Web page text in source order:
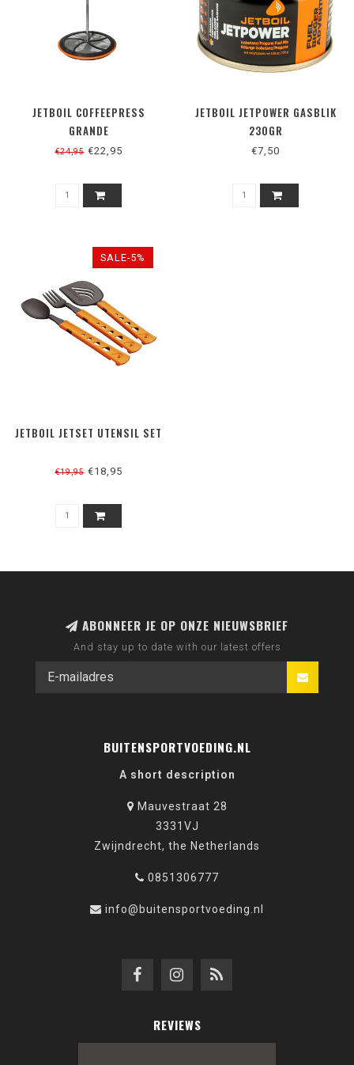
JETBOIL COFFEEPRESS
GRANDE
€24,95€22,95
JETBOIL JETPOWER GASBLIK
230GR
€7,50
SALE-5%
JETBOIL JETSET UTENSIL SET
€19,95€18,95
ABONNEER JE OP ONZE NIEUWSBRIEF
And stay up to date with our latest offers
BUITENSPORTVOEDING.NL
A short description
Mauvestraat 28
3331VJ
Zwijndrecht, the Netherlands
0851306777
info@buitensportvoeding.nl
REVIEWS